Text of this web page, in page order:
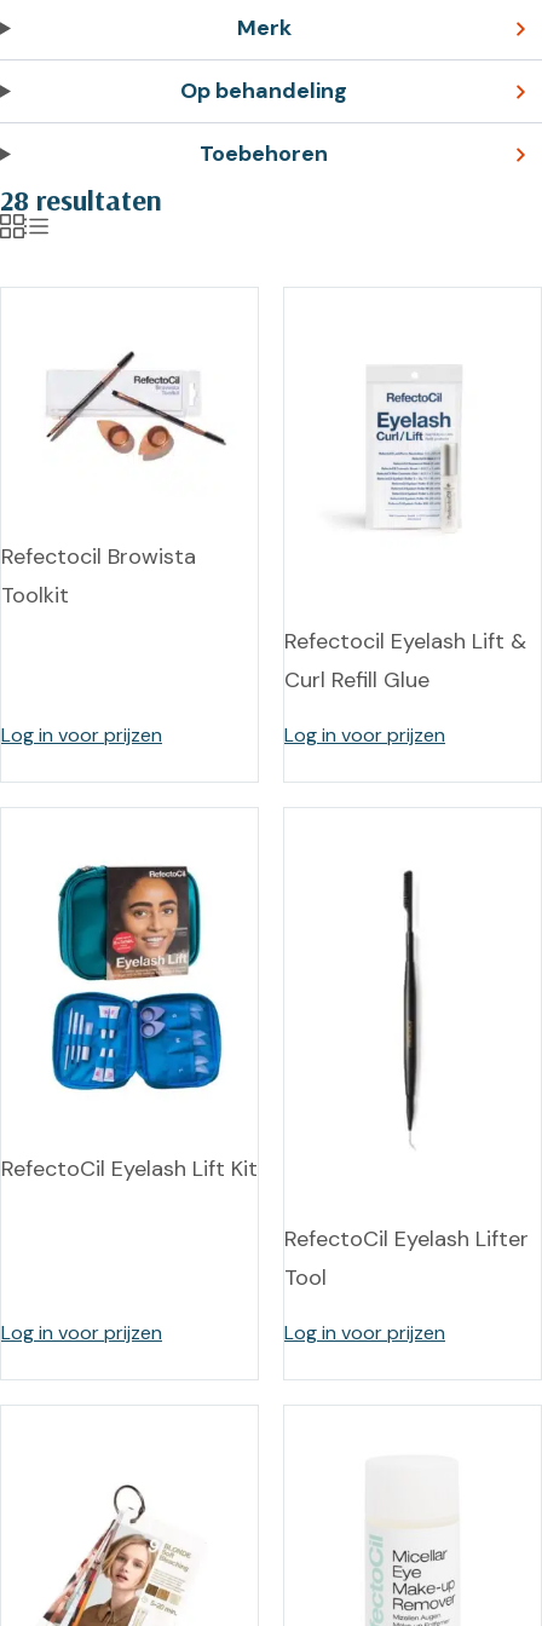
Merk
Op behandeling
Toebehoren
28 resultaten
Refectocil Browista
Toolkit
Log in voor prijzen
Refectocil Eyelash Lift &
Curl Refill Glue
Log in voor prijzen
RefectoCil Eyelash Lift Kit
Log in voor prijzen
RefectoCil Eyelash Lifter
Tool
Log in voor prijzen